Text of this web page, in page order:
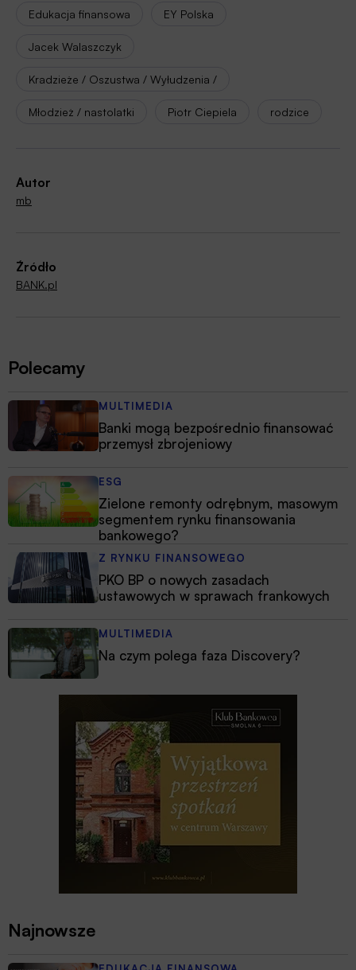
Edukacja finansowa EY Polska
Jacek Walaszczyk
Kradzieże / Oszustwa / Wyłudzenia /
Młodzież / nastolatki Piotr Ciepiela rodzice
Autor
mb
Źródło
BANK.pl
Polecamy
MULTIMEDIA
Banki mogą bezpośrednio finansować
przemysł zbrojeniowy
ESG
Zielone remonty odrębnym, masowym
segmentem rynku finansowania
bankowego?
Z RYNKU FINANSOWEGO
PKO BP o nowych zasadach
ustawowych w sprawach frankowych
MULTIMEDIA
Na czym polega faza Discovery?
Najnowsze